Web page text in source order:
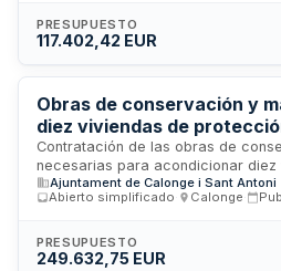
fachada, recuperar condiciones
durabilidad de elementos
arquitectónica esencial.
PRESUPUESTO
117.402,42 EUR
Obras de conservación y
diez viviendas de
de alquiler - Ayuntamiento
Contratación de las obras de
necesarias para acondicionar
plurifamiliar destinadas a
alquiler. Las actuaciones incluyen
telecomunicaciones, acabados
como adecuación de
Ajuntament de Calonge i Sant Antoni
Abierto simplificado
Calonge
PRESUPUESTO
249.632,75 EUR